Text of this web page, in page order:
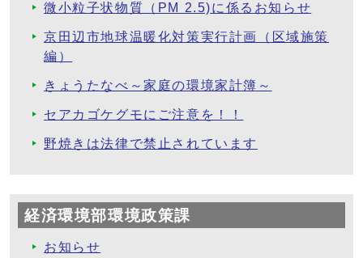
微小粒子状物質（PM 2.5)に係るお知らせ
京田辺市地球温暖化対策実行計画（区域施策
編）
きょうたなべ～家庭の環境家計簿～
セアカゴケグモにご注意を！！
野焼きは法律で禁止されています
経済環境部環境政策課
お知らせ